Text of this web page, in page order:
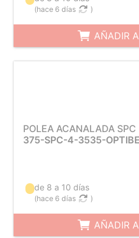
(hace 6 días )
AÑADIR
POLEA ACANALADA SPC
375-SPC-4-3535-
de 8 a 10 días
(hace 6 días )
AÑADIR